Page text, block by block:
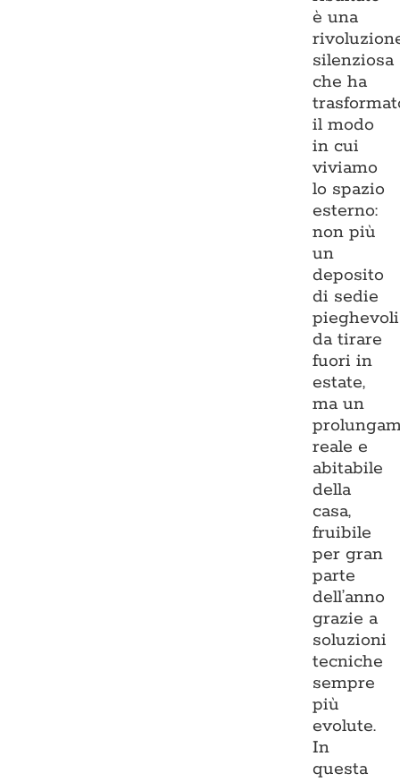
è una
silenziosa
che ha
il modo
in cui
viviamo
lo spazio
esterno:
non più
un
deposito
di sedie
pieghevoli
da tirare
fuori in
estate,
ma un
reale e
abitabile
della
casa,
fruibile
per gran
parte
dell’anno
grazie a
soluzioni
tecniche
sempre
più
evolute.
In
questa